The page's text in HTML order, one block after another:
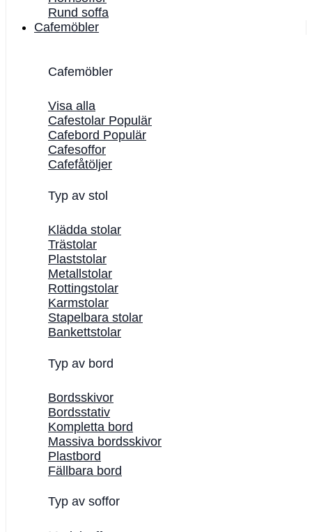
Rund soffa
Cafemöbler
Cafemöbler
Visa alla
Cafestolar
Cafebord
Cafesoffor
Cafefåtöljer
Typ av stol
Klädda stolar
Trästolar
Plaststolar
Metallstolar
Rottingstolar
Karmstolar
Stapelbara stolar
Bankettstolar
Typ av bord
Bordsskivor
Bordsstativ
Kompletta bord
Massiva bordsskivor
Plastbord
Fällbara bord
Typ av soffor